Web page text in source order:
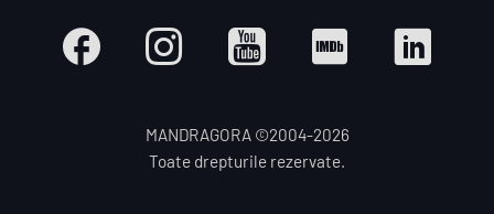
MANDRAGORA ©2004-2026
Toate drepturile rezervate.